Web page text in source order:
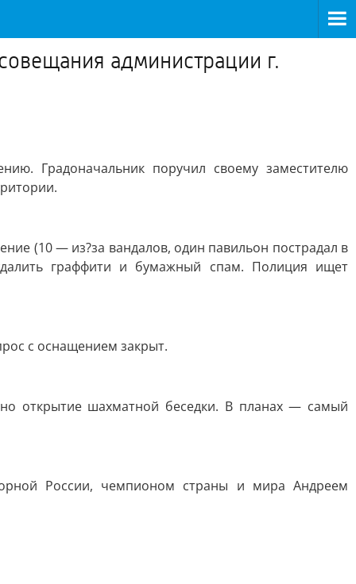
администрации г.
Градоначальник поручил своему заместителю
(10 — из?за вандалов, один павильон пострадал в
граффити и бумажный спам. Полиция ищет
с оснащением закрыт.
открытие шахматной беседки. В планах — самый
России, чемпионом страны и мира Андреем